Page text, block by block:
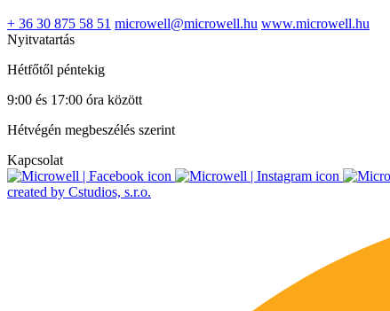
+ 36 30 875 58 51 microwell@microwell.hu www.microwell.hu
Nyitvatartás
Hétfőtől péntekig
9:00 és 17:00 óra között
Hétvégén megbeszélés szerint
Kapcsolat
created by Cstudios, s.r.o.